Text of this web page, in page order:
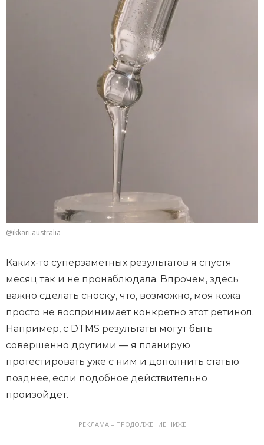
@ikkari.australia
Каких-то суперзаметных результатов я спустя
месяц так и не пронаблюдала. Впрочем, здесь
важно сделать сноску, что, возможно, моя кожа
просто не воспринимает конкретно этот ретинол.
Например, с DTMS результаты могут быть
совершенно другими — я планирую
протестировать уже с ним и дополнить статью
позднее, если подобное действительно
произойдет.
РЕКЛАМА – ПРОДОЛЖЕНИЕ НИЖЕ